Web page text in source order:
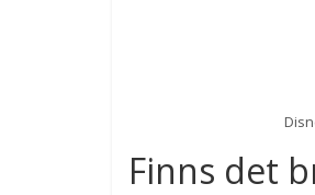
Finns det